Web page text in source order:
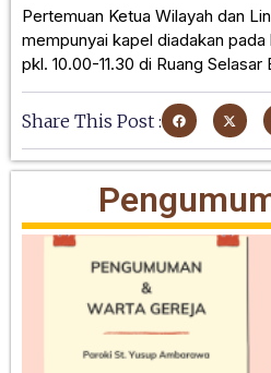
Pertemuan Ketua Wilayah dan
mempunyai kapel diadakan pada
pkl. 10.00-11.30 di Ruang
Share This Post :